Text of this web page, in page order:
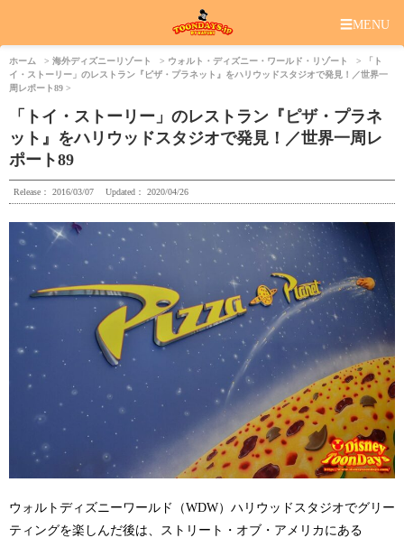
☰MENU
ホーム 海外ディズニーリゾート ウォルト・ディズニー・ワールド・リゾート
「ト
イ・ストーリー」のレストラン『ピザ・プラネット』をハリウッドスタジオで発見！／世界一
周レポート89
「トイ・ストーリー」のレストラン『ピザ・プラネ
ット』をハリウッドスタジオで発見！／世界一周レ
ポート89
Release： 2016/03/07 Updated： 2020/04/26
ウォルトディズニーワールド（WDW）ハリウッドスタジオでグリー
ティングを楽しんだ後は、ストリート・オブ・アメリカにある